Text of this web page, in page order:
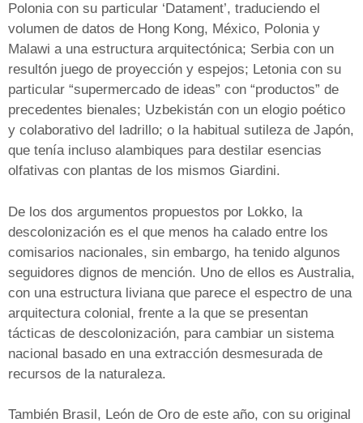
Polonia con su particular ‘Datament’, traduciendo el
volumen de datos de Hong Kong, México, Polonia y
Malawi a una estructura arquitectónica; Serbia con un
resultón juego de proyección y espejos; Letonia con su
particular “supermercado de ideas” con “productos” de
precedentes bienales; Uzbekistán con un elogio poético
y colaborativo del ladrillo; o la habitual sutileza de Japón,
que tenía incluso alambiques para destilar esencias
olfativas con plantas de los mismos Giardini.
De los dos argumentos propuestos por Lokko, la
descolonización es el que menos ha calado entre los
comisarios nacionales, sin embargo, ha tenido algunos
seguidores dignos de mención. Uno de ellos es Australia,
con una estructura liviana que parece el espectro de una
arquitectura colonial, frente a la que se presentan
tácticas de descolonización, para cambiar un sistema
nacional basado en una extracción desmesurada de
recursos de la naturaleza.
También Brasil, León de Oro de este año, con su original